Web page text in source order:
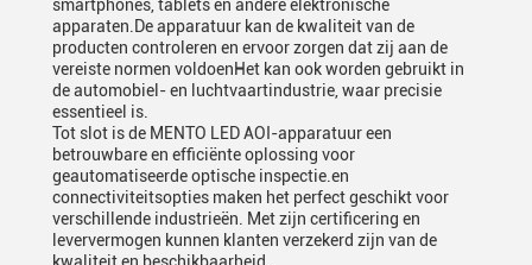
smartphones, tablets en andere elektronische
apparaten.De apparatuur kan de kwaliteit van de
producten controleren en ervoor zorgen dat zij aan de
vereiste normen voldoenHet kan ook worden gebruikt in
de automobiel- en luchtvaartindustrie, waar precisie
essentieel is.
Tot slot is de MENTO LED AOI-apparatuur een
betrouwbare en efficiënte oplossing voor
geautomatiseerde optische inspectie.en
connectiviteitsopties maken het perfect geschikt voor
verschillende industrieën. Met zijn certificering en
leververmogen kunnen klanten verzekerd zijn van de